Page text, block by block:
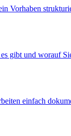
Vorhaben
gibt und worauf
einfach